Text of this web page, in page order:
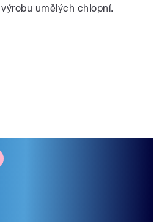
umělých chlopní.